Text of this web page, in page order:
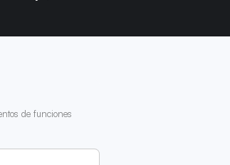
de funciones